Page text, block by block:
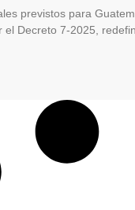
previstos para
el Decreto 7-2025,